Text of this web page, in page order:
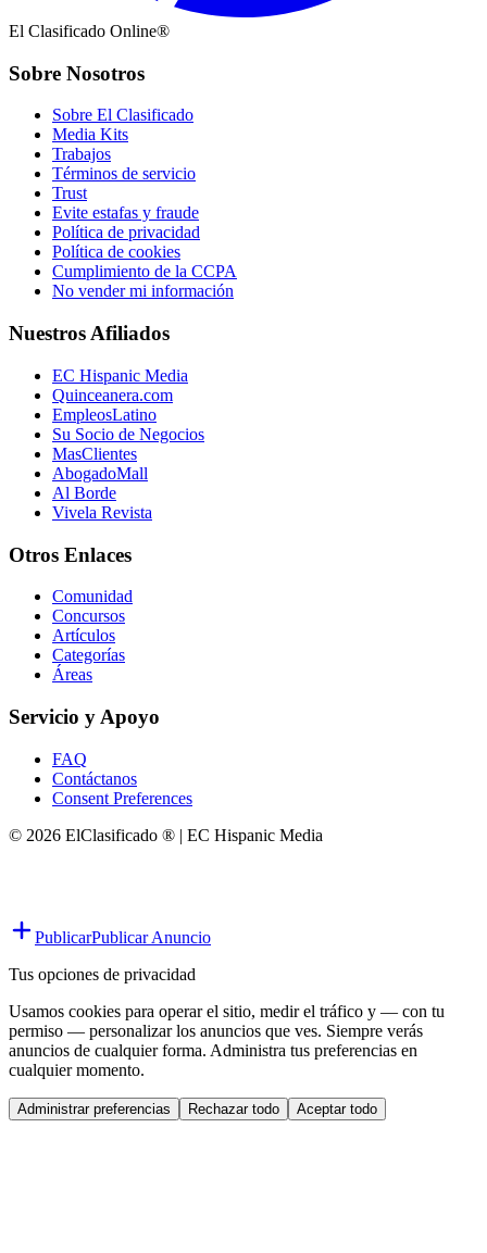
El Clasificado Online®
Sobre Nosotros
Sobre El Clasificado
Media Kits
Trabajos
Términos de servicio
Trust
Evite estafas y fraude
Política de privacidad
Política de cookies
Cumplimiento de la CCPA
No vender mi información
Nuestros Afiliados
EC Hispanic Media
Quinceanera.com
EmpleosLatino
Su Socio de Negocios
MasClientes
AbogadoMall
Al Borde
Vivela Revista
Otros Enlaces
Comunidad
Concursos
Artículos
Categorías
Áreas
Servicio y Apoyo
FAQ
Contáctanos
Consent Preferences
© 2026 ElClasificado ® | EC Hispanic Media
PublicarPublicar Anuncio
Tus opciones de privacidad
Usamos cookies para operar el sitio, medir el tráfico y — con tu
permiso — personalizar los anuncios que ves. Siempre verás
anuncios de cualquier forma. Administra tus preferencias en
cualquier momento.
Administrar preferencias Rechazar todo Aceptar todo